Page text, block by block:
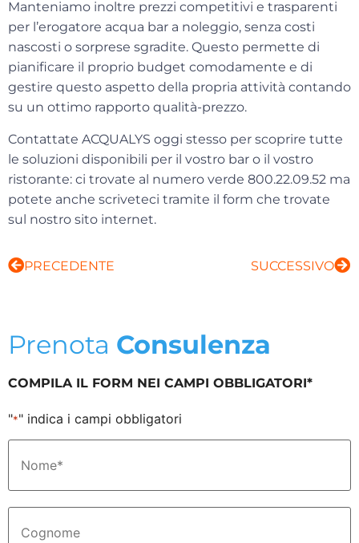
Manteniamo inoltre prezzi competitivi e trasparenti
per l’erogatore acqua bar a noleggio, senza costi
nascosti o sorprese sgradite. Questo permette di
pianificare il proprio budget comodamente e di
gestire questo aspetto della propria attività contando
su un ottimo rapporto qualità-prezzo.
Contattate ACQUALYS oggi stesso per scoprire tutte
le soluzioni disponibili per il vostro bar o il vostro
ristorante: ci trovate al numero verde 800.22.09.52 ma
potete anche scriveteci tramite il form che trovate
sul nostro sito internet.
PRECEDENTE SUCCESSIVO
Prenota Consulenza
COMPILA IL FORM NEI CAMPI OBBLIGATORI*
"*" indica i campi obbligatori